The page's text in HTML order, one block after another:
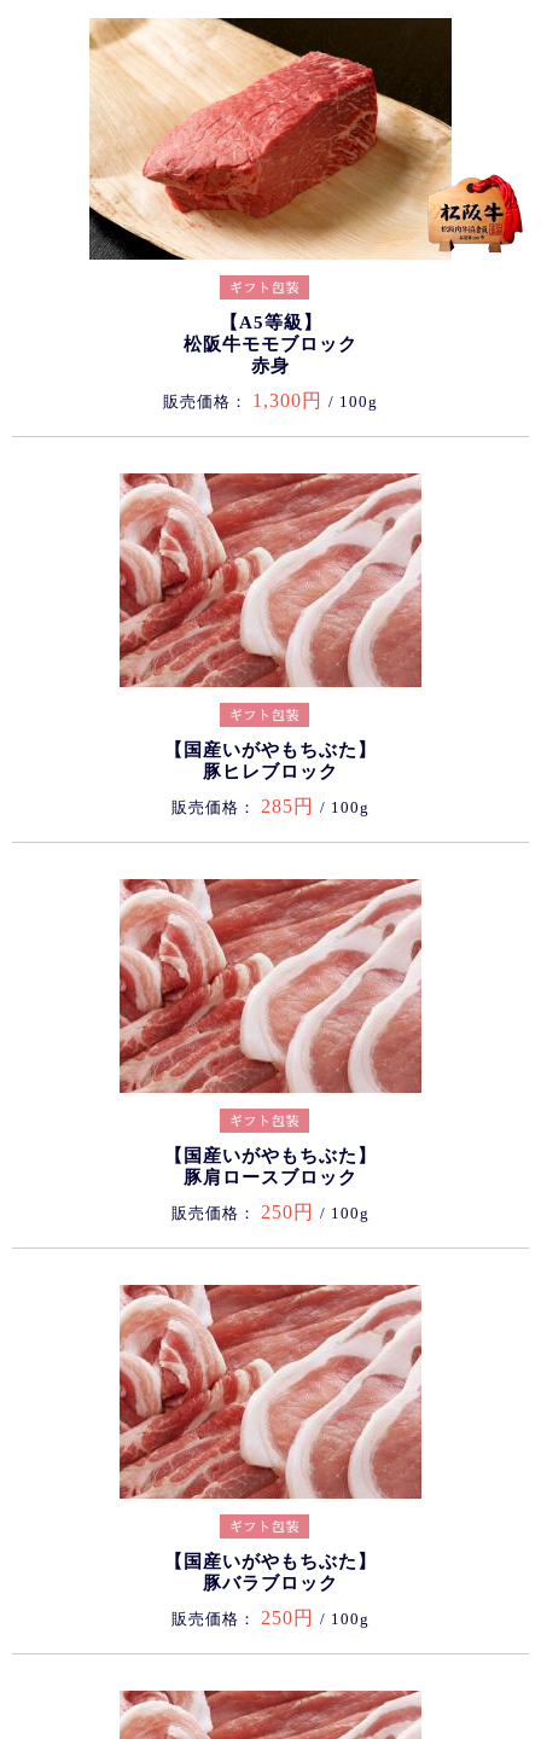
【A5等級】
松阪牛モモブロック
赤身
販売価格： 1,300円 / 100g
【国産いがやもちぶた】
豚ヒレブロック
販売価格： 285円 / 100g
【国産いがやもちぶた】
豚肩ロースブロック
販売価格： 250円 / 100g
【国産いがやもちぶた】
豚バラブロック
販売価格： 250円 / 100g